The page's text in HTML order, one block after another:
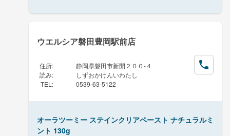
ウエルシア磐田豊岡駅前店
住所:
静岡県磐田市新開２００-４
読み:
しずおかけんいわたし
TEL : 0539-63-5122
オーラツーミー ステインクリアペースト ナチュラルミ
ント 130g